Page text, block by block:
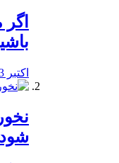
اکتبر 3, 2019
‌شود